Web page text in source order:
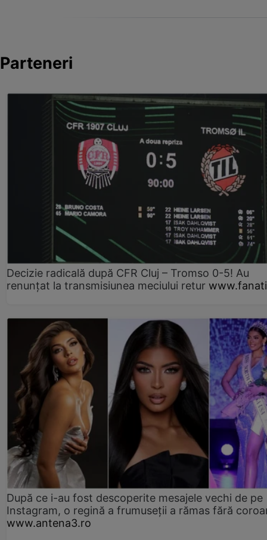
Parteneri
Decizie radicală după CFR Cluj – Tromso 0-5! Au
renunțat la transmisiunea meciului retur
După ce i-au fost descoperite mesajele vechi de pe
Instagram, o regină a frumuseții a rămas fără
www.antena3.ro